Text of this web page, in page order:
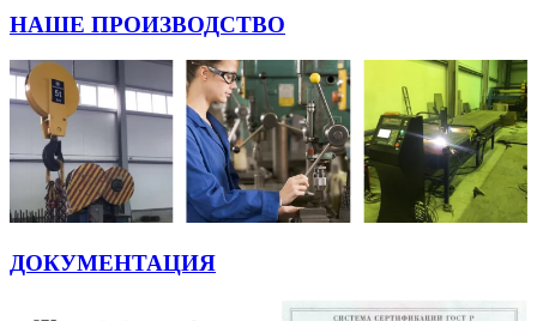
НАШЕ ПРОИЗВОДСТВО
ДОКУМЕНТАЦИЯ